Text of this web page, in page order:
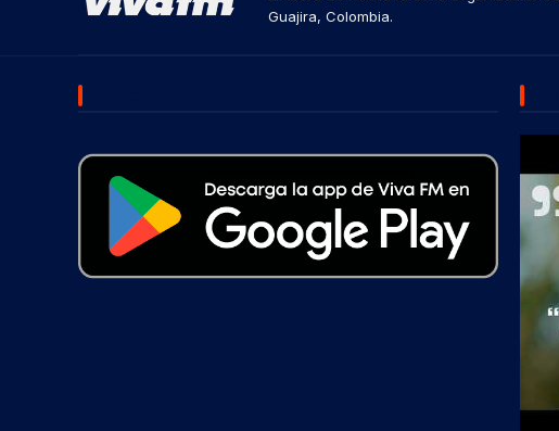
Guajira, Colombia.